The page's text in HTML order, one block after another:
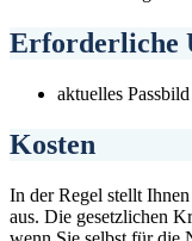
Erforderliche
aktuelles Passbild
Kosten
In der Regel stellt
aus. Die gesetzlichen